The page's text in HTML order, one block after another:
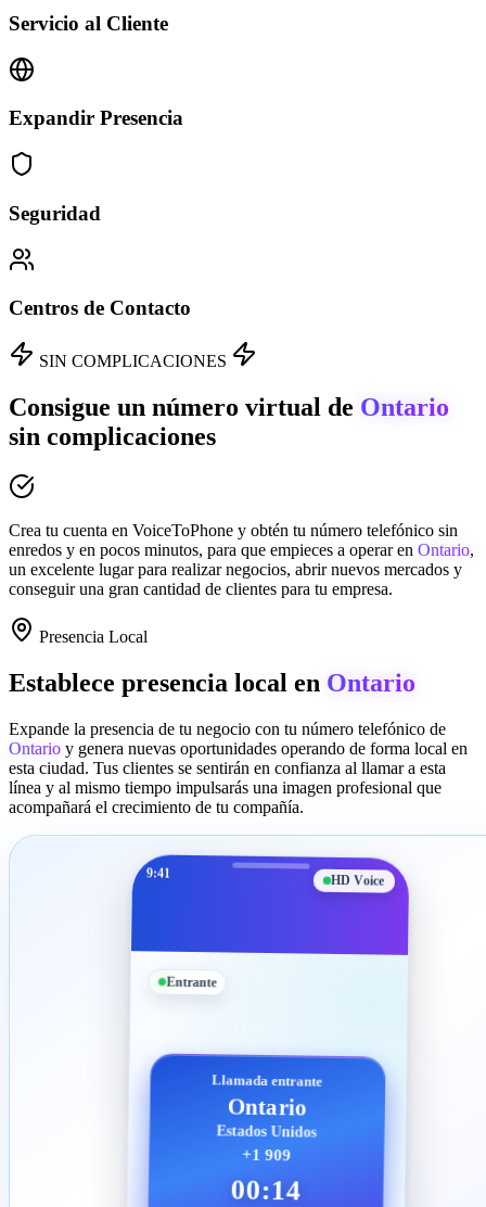
Servicio al Cliente
Expandir Presencia
Seguridad
Centros de Contacto
SIN COMPLICACIONES
Consigue un número virtual de Ontario
sin complicaciones
Crea tu cuenta en VoiceToPhone y obtén tu número telefónico sin
enredos y en pocos minutos, para que empieces a operar en Ontario,
un excelente lugar para realizar negocios, abrir nuevos mercados y
conseguir una gran cantidad de clientes para tu empresa.
Presencia Local
Establece presencia local en Ontario
Expande la presencia de tu negocio con tu número telefónico de
Ontario y genera nuevas oportunidades operando de forma local en
esta ciudad. Tus clientes se sentirán en confianza al llamar a esta
línea y al mismo tiempo impulsarás una imagen profesional que
acompañará el crecimiento de tu compañía.
9:41 HD Voice
Entrante
Llamada entrante
Ontario
Estados Unidos
+1 909
00:14